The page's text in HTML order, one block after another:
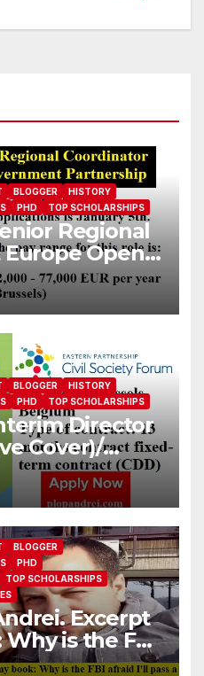
BLOGGER
HISTORY
PHD TOP SCHOLARSHIPS
Regional
BLOGGER
HISTORY
PHD TOP SCHOLARSHIPS
Director
Cover)/
Civil
BLOGGER
PHD
TOP SCHOLARSHIPS
Excerpt
is the FBI
polygraph in